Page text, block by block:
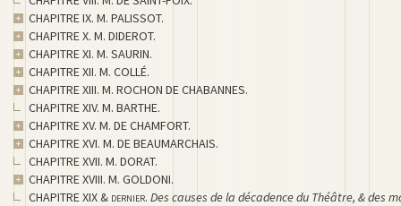
CHAPITRE IX. M. PALISSOT.
CHAPITRE X. M. DIDEROT.
CHAPITRE XI. M. SAURIN.
CHAPITRE XII. M. COLLÉ.
CHAPITRE XIII. M. ROCHON DE CHABANNES.
CHAPITRE XIV. M. BARTHE.
CHAPITRE XV. M. DE CHAMFORT.
CHAPITRE XVI. M. DE BEAUMARCHAIS.
CHAPITRE XVII. M. DORAT.
CHAPITRE XVIII. M. GOLDONI.
CHAPITRE XIX & dernier. Des causes de la décadence du Théâtre, & des